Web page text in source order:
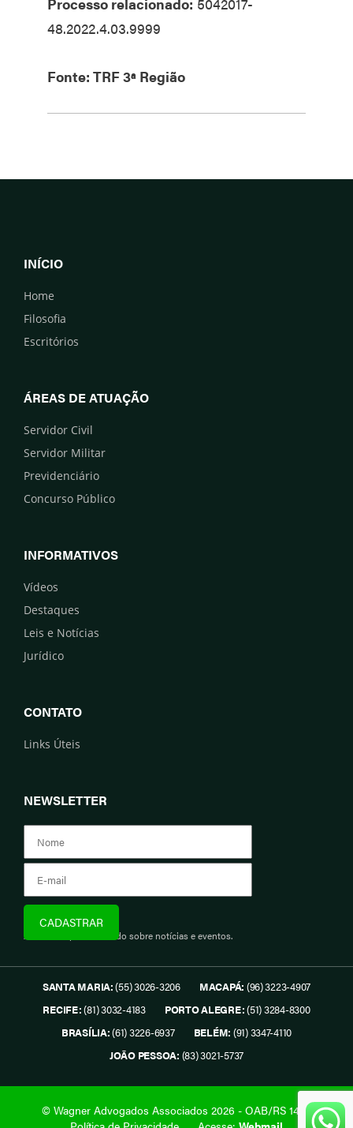
48.2022.4.03.9999
Fonte: TRF 3ª Região
INÍCIO
Home
Filosofia
Escritórios
ÁREAS DE ATUAÇÃO
Servidor Civil
Servidor Militar
Previdenciário
Concurso Público
INFORMATIVOS
Vídeos
Destaques
Leis e Notícias
Jurídico
CONTATO
Links Úteis
NEWSLETTER
Assine e fique informado sobre notícias e eventos.
SANTA MARIA:(55) 3026-3206 MACAPÁ: (96) 3223-4907
RECIFE:(81) 3032-4183 PORTO ALEGRE:(51) 3284-8300
BRASÍLIA:(61) 3226-6937 BELÉM: (91) 3347-4110
JOÃO PESSOA: (83) 3021-5737
© Wagner Advogados Associados 2026 - OAB/RS 1419.